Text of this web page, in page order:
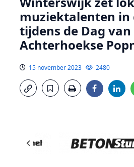
muziektalenten in
tijdens de Dag van
Achterhoekse
15 november 2023 2480